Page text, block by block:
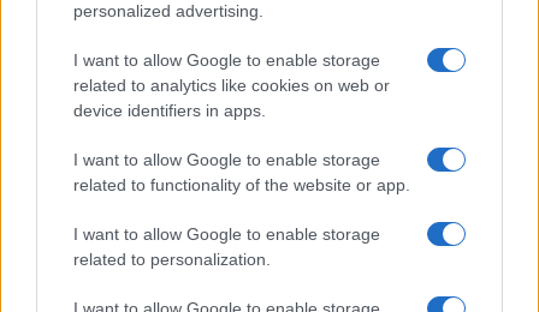
personalized advertising.
I want to allow Google to enable storage
related to analytics like cookies on web or
device identifiers in apps.
I want to allow Google to enable storage
related to functionality of the website or app.
I want to allow Google to enable storage
related to personalization.
benessere in spiaggia
Luca Bellini · 8 Ago 2026